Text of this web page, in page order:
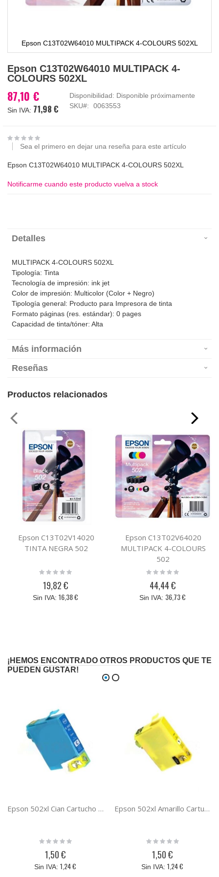
Epson C13T02W64010 MULTIPACK 4-COLOURS 502XL
al
comienzo
la
galería
Epson C13T02W64010 MULTIPACK 4-
COLOURS 502XL
87,10 €
71,98 €
Disponibilidad: Disponible próximamente
SKU
0063553
Sea el primero en dejar una reseña para este artículo
Epson C13T02W64010 MULTIPACK 4-COLOURS 502XL
Notificarme cuando este producto vuelva a stock
Detalles
MULTIPACK 4-COLOURS 502XL
Tipología: Tinta
Tecnología de impresión: ink jet
Color de impresión: Multicolor (Color + Negro)
Tipología general: Producto para Impresora de tinta
Formato páginas (res. estándar): 0 pages
Capacidad de tinta/tóner: Alta
Más información
Reseñas
Productos relacionados
Epson C13T02V14020
TINTA NEGRA 502
Rating:
19,82 €
16,38 €
Epson C13T02V64020
MULTIPACK 4-COLOURS
502
Rating:
44,44 €
36,73 €
¡HEMOS ENCONTRADO OTROS PRODUCTOS QUE TE
PUEDEN GUSTAR!
Epson 502xl Cian Cartucho de tinta compatible
Rating:
1,50 €
1,24 €
Epson 502xl Amarillo Cartucho de tinta compatible
Rating:
1,50 €
1,24 €